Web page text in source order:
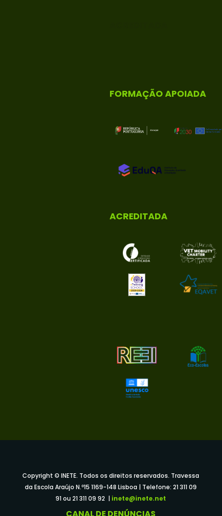
FORMAÇÃO APOIADA
ACREDITADA
Copyright © INETE. Todos os direitos reservados. Travessa
da Escola Araújo N.º15 1169-148 Lisboa | Telefone: 21 311 09
91 ou 21 311 09 92 | inete@inete.net
CANAL DE DENÚNCIAS